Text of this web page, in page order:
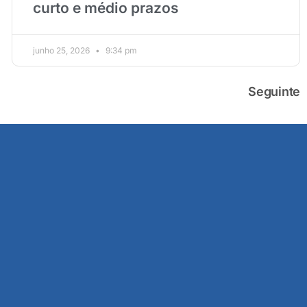
curto e médio prazos
junho 25, 2026 9:34 pm
Seguinte